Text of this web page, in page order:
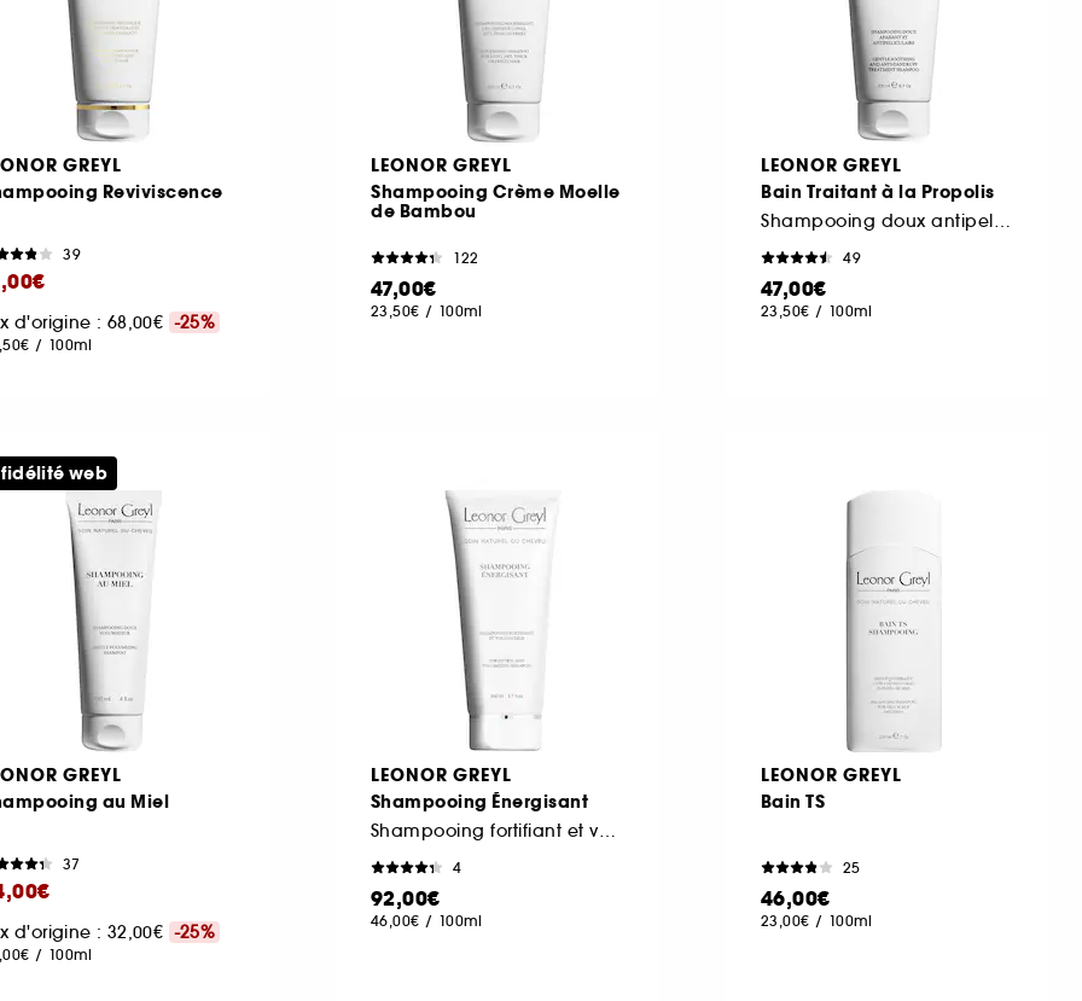
GREYL
Reviviscence
39
d'origine : 68,00€ -25%
/ 100ml
LEONOR GREYL
Shampooing Crème Moelle
de Bambou
122
47,00€
23,50€ / 100ml
LEONOR GREYL
Bain Traitant à la Propolis
Shampooing doux antipelliculaire
49
47,00€
23,50€ / 100ml
GREYL
au Miel
37
d'origine : 32,00€ -25%
/ 100ml
fidélité web
LEONOR GREYL
Shampooing Énergisant
Shampooing fortifiant et volumateur
4
92,00€
46,00€ / 100ml
LEONOR GREYL
Bain TS
25
46,00€
23,00€ / 100ml